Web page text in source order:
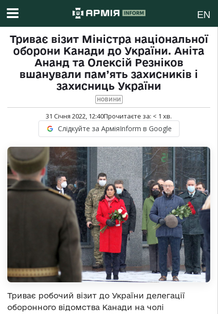
EN
Триває візит Міністра національної
оборони Канади до України. Аніта
Ананд та Олексій Резніков
вшанували пам’ять захисників і
захисниць України
НОВИНИ
31 Січня 2022, 12:40Прочитаєте за: < 1 хв.
Слідкуйте за АрміяInform в Google
Триває робочий візит до України делегації
оборонного відомства Канади на чолі